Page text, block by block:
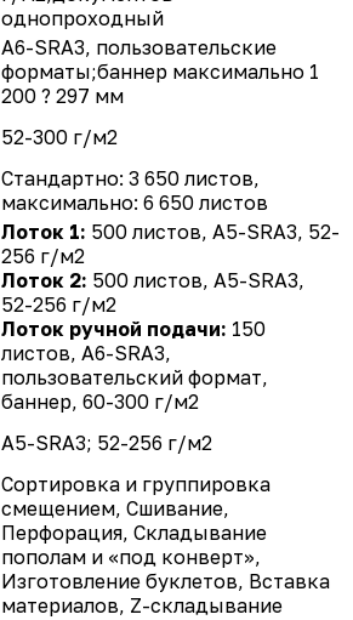
однопроходный
A6-SRA3, пользовательские
форматы;баннер максимально 1
200 ? 297 мм
52-300 г/м2
Стандартно: 3 650 листов,
максимально: 6 650 листов
Лоток 1: 500 листов, A5-SRA3, 52-
256 г/м2
Лоток 2: 500 листов, A5-SRA3,
52-256 г/м2
Лоток ручной подачи: 150
листов, A6-SRA3,
пользовательский формат,
баннер, 60-300 г/м2
A5-SRA3; 52-256 г/м2
Сортировка и группировка
смещением, Сшивание,
Перфорация, Cкладывание
пополам и «под конверт»,
Изготовление буклетов, Вставка
материалов, Z-складывание